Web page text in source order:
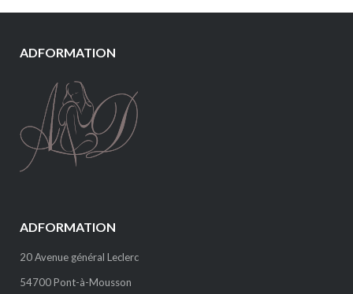
ADFORMATION
ADFORMATION
20 Avenue général Leclerc
54700 Pont-à-Mousson